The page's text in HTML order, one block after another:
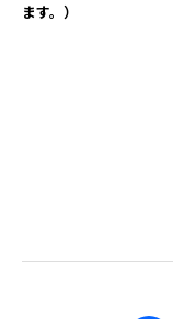
ます。）